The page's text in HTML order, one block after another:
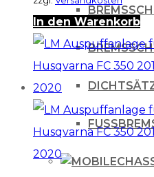
In den Warenkorb